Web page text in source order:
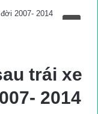
trái xe
2014